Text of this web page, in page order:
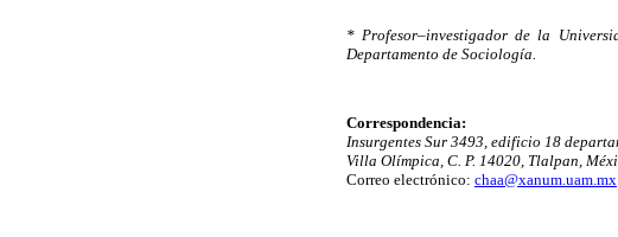
* Profesor–investigador de la
Departamento de Sociología.
Correspondencia:
Insurgentes Sur 3493, edificio 18
Villa Olímpica, C. P. 14020, Tlalpan,
Correo electrónico: chaa@xanum.uam.mx